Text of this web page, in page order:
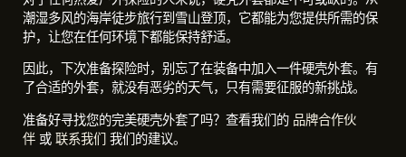
潮湿多风的海岸徒步旅行到雪山登顶，它都能为您提供所需的保
护，让您在任何环境下都能保持舒适。
因此，下次准备探险时，别忘了在装备中加入一件硬壳外套。有
了合适的外套，就没有恶劣的天气，只有需要征服的新挑战。
准备好寻找您的完美硬壳外套了吗？查看我们的 品牌合作伙
伴 或联系我们我们的建议。